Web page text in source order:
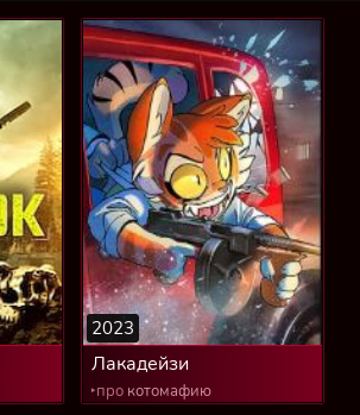
Лакадейзи
2023
‣про котомафию